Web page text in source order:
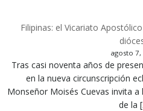
Filipinas: el Vicariato
agosto 7,
Tras casi noventa años de
en la nueva circunscripción
Monseñor Moisés Cuevas invita
de la